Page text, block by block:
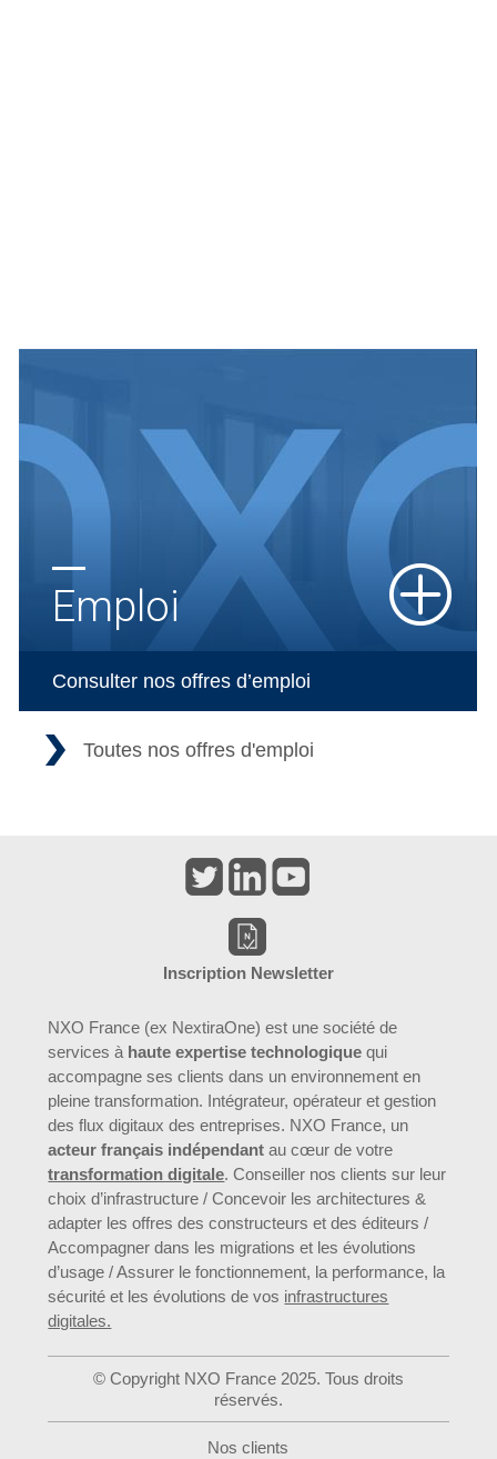
Emploi
Consulter nos offres d’emploi
Toutes nos offres d'emploi
Inscription Newsletter
NXO France (ex NextiraOne) est une société de
services à haute expertise technologique qui
accompagne ses clients dans un environnement en
pleine transformation. Intégrateur, opérateur et gestion
des flux digitaux des entreprises. NXO France, un
acteur français indépendant au cœur de votre
transformation digitale. Conseiller nos clients sur leur
choix d’infrastructure / Concevoir les architectures &
adapter les offres des constructeurs et des éditeurs /
Accompagner dans les migrations et les évolutions
d’usage / Assurer le fonctionnement, la performance, la
sécurité et les évolutions de vos infrastructures
digitales.
© Copyright NXO France 2025. Tous droits
réservés.
Nos clients